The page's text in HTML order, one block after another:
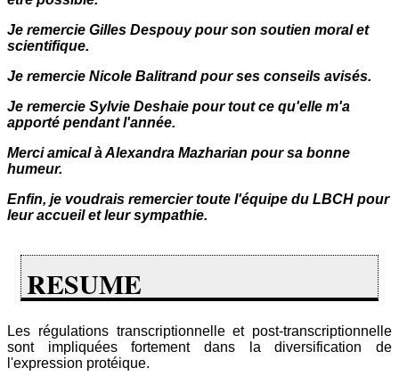
Je remercie Gilles Despouy pour son soutien moral et
scientifique.
Je remercie Nicole Balitrand pour ses conseils avisés.
Je remercie Sylvie Deshaie pour tout ce qu'elle m'a
apporté pendant l'année.
Merci amical à Alexandra Mazharian pour sa bonne
humeur.
Enfin, je voudrais remercier toute l'équipe du LBCH pour
leur accueil et leur sympathie.
RESUME
Les régulations transcriptionnelle et post-transcriptionnelle
sont impliquées fortement dans la diversification de
l'expression protéique.